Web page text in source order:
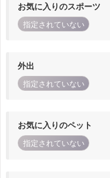
お気に入りのスポーツ
指定されていない
外出
指定されていない
お気に入りのペット
指定されていない